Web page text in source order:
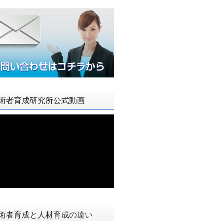
者育成研究所公式動画
者育成と人材育成の違い